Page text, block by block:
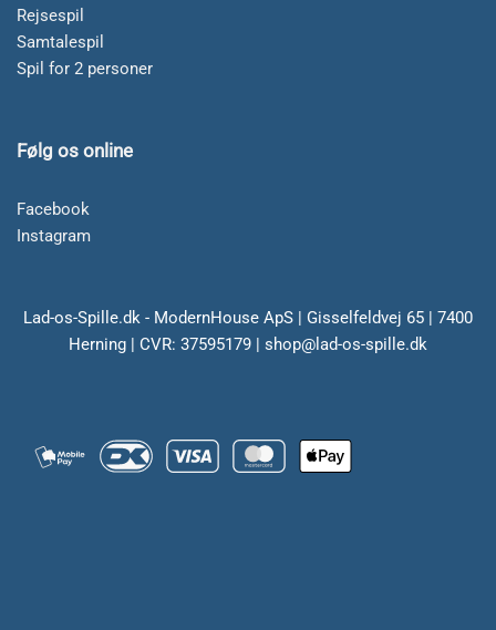
Rejsespil
Samtalespil
Spil for 2 personer
Følg os online
Facebook
Instagram
Lad-os-Spille.dk - ModernHouse ApS | Gisselfeldvej 65 | 7400
Herning | CVR: 37595179 | shop@lad-os-spille.dk